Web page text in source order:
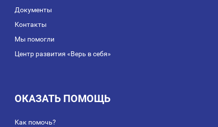
Документы
Контакты
Мы помогли
Центр развития «Верь в себя»
ОКАЗАТЬ ПОМОЩЬ
Как помочь?